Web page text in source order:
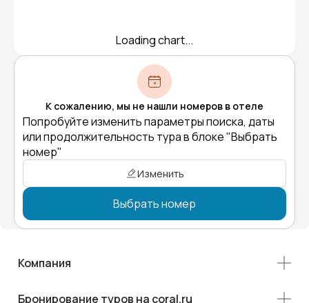
Loading chart...
К сожалению, мы не нашли номеров в отеле
Попробуйте изменить параметры поиска, даты
или продолжительность тура в блоке "Выбрать
номер"
Изменить
Выбрать номер
Компания
Бронирование туров на coral.ru